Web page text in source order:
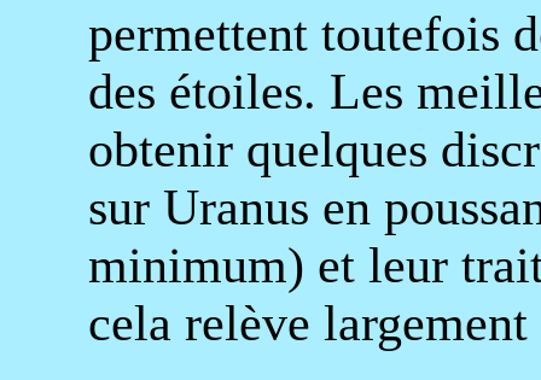
permettent toutefois
des étoiles. Les
obtenir quelques
sur Uranus en
minimum) et leur
cela relève